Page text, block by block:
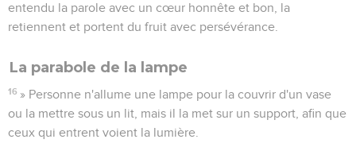
entendu la parole avec un cœur honnête et bon, la
retiennent et portent du fruit avec persévérance.
La parabole de la lampe
16 » Personne n'allume une lampe pour la couvrir d'un vase
ou la mettre sous un lit, mais il la met sur un support, afin que
ceux qui entrent voient la lumière.